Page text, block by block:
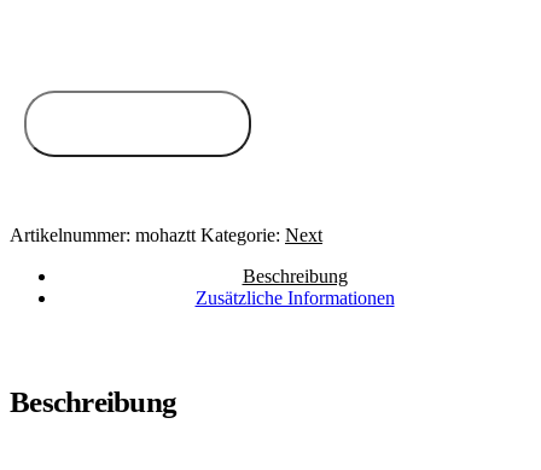
Artikelnummer: mohaztt Kategorie: Next
Beschreibung
Zusätzliche Informationen
Beschreibung